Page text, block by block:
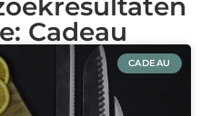
Cadeau
CADEAU